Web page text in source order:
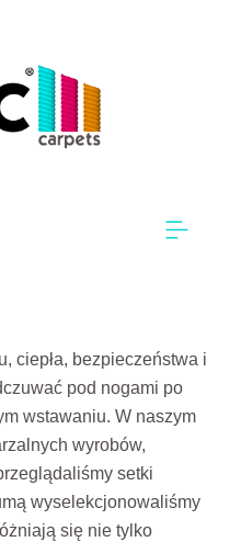
ciepła, bezpieczeństwa i
pod nogami po
wstawaniu. W naszym
wyrobów,
setki
wyselekcjonowaliśmy
się nie tylko